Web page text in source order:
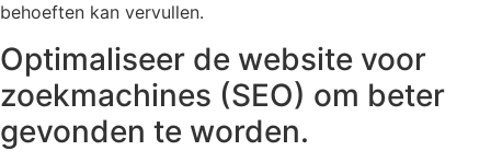
behoeften kan vervullen.
Optimaliseer de website voor
zoekmachines (SEO) om beter
gevonden te worden.